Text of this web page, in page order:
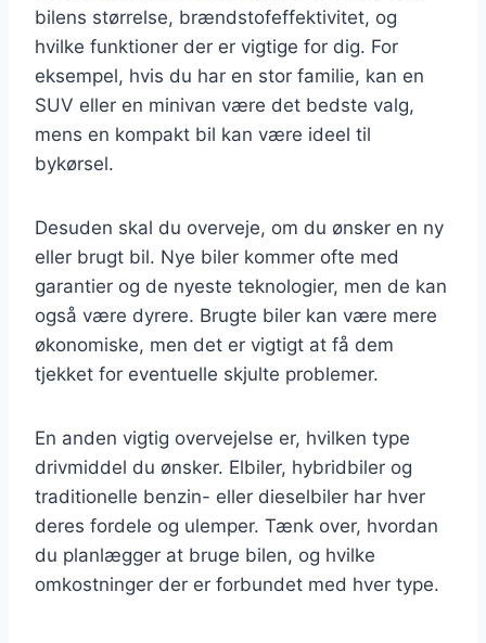
bilens størrelse, brændstofeffektivitet, og
hvilke funktioner der er vigtige for dig. For
eksempel, hvis du har en stor familie, kan en
SUV eller en minivan være det bedste valg,
mens en kompakt bil kan være ideel til
bykørsel.
Desuden skal du overveje, om du ønsker en ny
eller brugt bil. Nye biler kommer ofte med
garantier og de nyeste teknologier, men de kan
også være dyrere. Brugte biler kan være mere
økonomiske, men det er vigtigt at få dem
tjekket for eventuelle skjulte problemer.
En anden vigtig overvejelse er, hvilken type
drivmiddel du ønsker. Elbiler, hybridbiler og
traditionelle benzin- eller dieselbiler har hver
deres fordele og ulemper. Tænk over, hvordan
du planlægger at bruge bilen, og hvilke
omkostninger der er forbundet med hver type.